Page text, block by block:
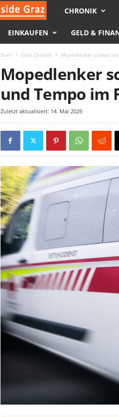
s
i
G
a
CHRONIK
EINKAUFEN GELD &
Start Graz Chronik Mopedlenker schwer
Mopedlenker
und Tempo im
Zuletzt aktualisiert: 14. Mai 2026